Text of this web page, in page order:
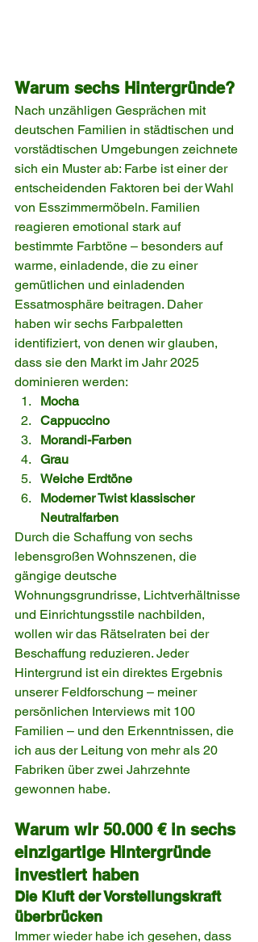
Warum sechs Hintergründe?
Nach unzähligen Gesprächen mit
deutschen Familien in städtischen und
vorstädtischen Umgebungen zeichnete
sich ein Muster ab: Farbe ist einer der
entscheidenden Faktoren bei der Wahl
von Esszimmermöbeln. Familien
reagieren emotional stark auf
bestimmte Farbtöne – besonders auf
warme, einladende, die zu einer
gemütlichen und einladenden
Essatmosphäre beitragen. Daher
haben wir sechs Farbpaletten
identifiziert, von denen wir glauben,
dass sie den Markt im Jahr 2025
dominieren werden:
Mocha
Cappuccino
Morandi-Farben
Grau
Weiche Erdtöne
Moderner Twist klassischer
Neutralfarben
Durch die Schaffung von sechs
lebensgroßen Wohnszenen, die
gängige deutsche
Wohnungsgrundrisse, Lichtverhältnisse
und Einrichtungsstile nachbilden,
wollen wir das Rätselraten bei der
Beschaffung reduzieren. Jeder
Hintergrund ist ein direktes Ergebnis
unserer Feldforschung – meiner
persönlichen Interviews mit 100
Familien – und den Erkenntnissen, die
ich aus der Leitung von mehr als 20
Fabriken über zwei Jahrzehnte
gewonnen habe.
Warum wir 50.000 € in sechs
einzigartige Hintergründe
investiert haben
Die Kluft der Vorstellungskraft
überbrücken
Immer wieder habe ich gesehen, dass